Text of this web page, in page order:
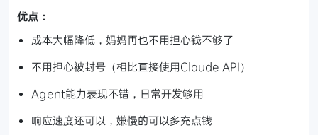
优点：
成本大幅降低，妈妈再也不用担心钱不够了
不用担心被封号（相比直接使用Claude API）
Agent能力表现不错，日常开发够用
响应速度还可以，嫌慢的可以多充点钱